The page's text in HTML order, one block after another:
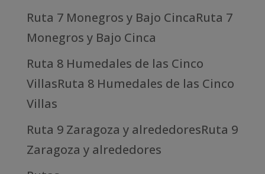
Ruta 7 Monegros y Bajo CincaRuta 7
Monegros y Bajo Cinca
Ruta 8 Humedales de las Cinco
VillasRuta 8 Humedales de las Cinco
Villas
Ruta 9 Zaragoza y alrededoresRuta 9
Zaragoza y alrededores